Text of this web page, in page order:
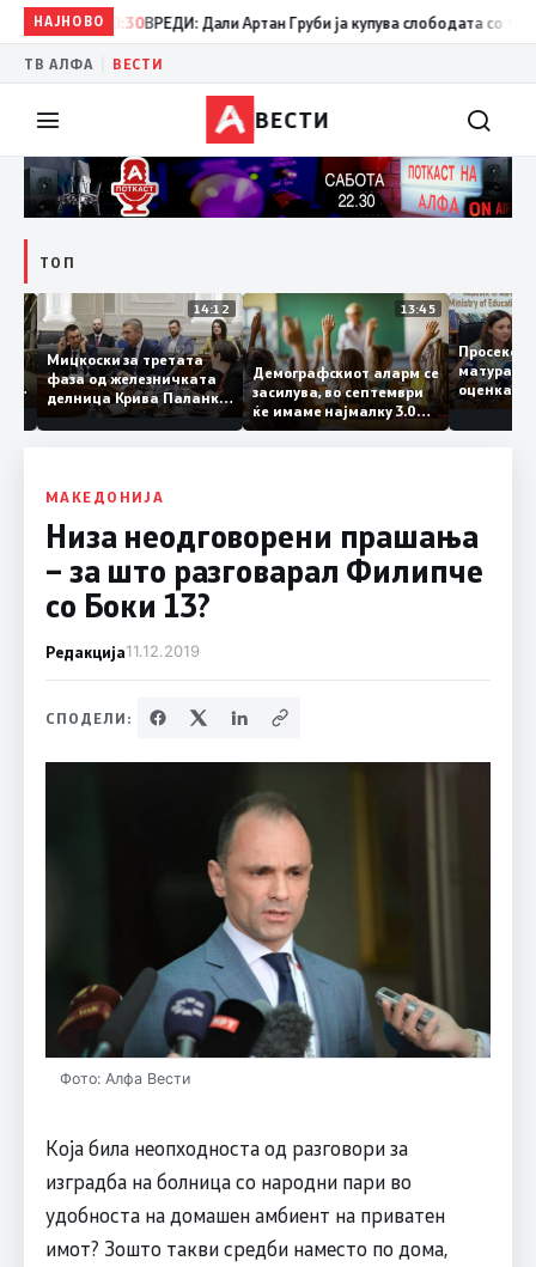
НАЈНОВО
08:30 ВРЕДИ: Дали Артан Груби ја купува слободата со
ТВ АЛФА ВЕСТИ
ВЕСТИ
ТОП
15:20
Во
14:12
Мицкоски за третата
фаза од железничката
делница Крива Паланка
– Деве Баир: Проектот
нема да заврши на
целина
13:45
Демографскиот аларм се
засилува, во септември
ќе имаме најмалку 3.000
првачиња помалку
матура
оценка
МАКЕДОНИЈА
Низа неодговорени прашања
– за што разговарал Филипче
со Боки 13?
Редакција11.12.2019
СПОДЕЛИ:
Фото: Алфа Вести
Која била неопходноста од разговори за
изградба на болница со народни пари во
удобноста на домашен амбиент на приватен
имот? Зошто такви средби наместо по дома,